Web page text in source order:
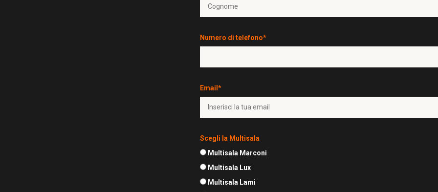
Numero di telefono*
Email*
Scegli la Multisala
Multisala Marconi
Multisala Lux
Multisala Lami